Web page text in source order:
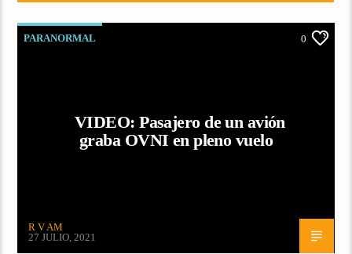
PARANORMAL 0
VIDEO: Pasajero de un avión
graba OVNI en pleno vuelo
R V AM
27 JULIO, 2021